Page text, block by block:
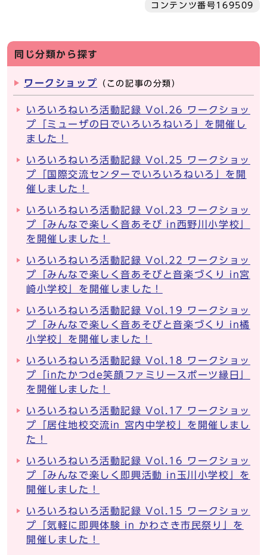
コンテンツ番号169509
同じ分類から探す
ワークショップ （この記事の分類）
いろいろねいろ活動記録 Vol.26 ワークショッ
プ「ミューザの日でいろいろねいろ」を開催し
ました！
いろいろねいろ活動記録 Vol.25 ワークショッ
プ「国際交流センターでいろいろねいろ」を開
催しました！
いろいろねいろ活動記録 Vol.23 ワークショッ
プ「みんなで楽しく音あそび in西野川小学校」
を開催しました！
いろいろねいろ活動記録 Vol.22 ワークショッ
プ「みんなで楽しく音あそびと音楽づくり in宮
崎小学校」を開催しました！
いろいろねいろ活動記録 Vol.19 ワークショッ
プ「みんなで楽しく音あそびと音楽づくり in橘
小学校」を開催しました！
いろいろねいろ活動記録 Vol.18 ワークショッ
プ「inたかつde笑顔ファミリースポーツ縁日」
を開催しました！
いろいろねいろ活動記録 Vol.17 ワークショッ
プ「居住地校交流in 宮内中学校」を開催しまし
た！
いろいろねいろ活動記録 Vol.16 ワークショッ
プ「みんなで楽しく即興活動 in玉川小学校」を
開催しました！
いろいろねいろ活動記録 Vol.15 ワークショッ
プ「気軽に即興体験 in かわさき市民祭り」を
開催しました！